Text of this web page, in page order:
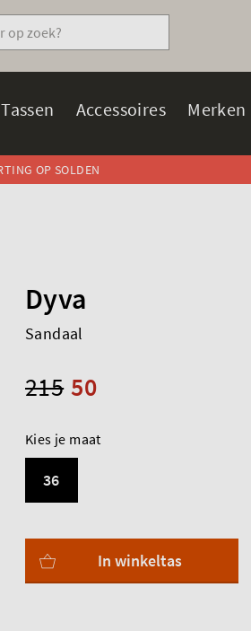
Tassen Accessoires Merken
OP SOLDEN
Dyva
Sandaal
50
215
Kies je maat
36
In winkeltas